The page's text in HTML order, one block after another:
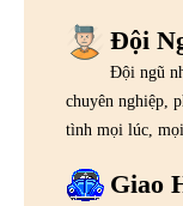
Đội
Đội ngũ
chuyên nghiệp,
tình mọi lúc,
Giao